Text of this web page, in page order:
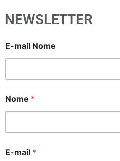
NEWSLETTER
E-mail Nome
Nome *
E-mail *